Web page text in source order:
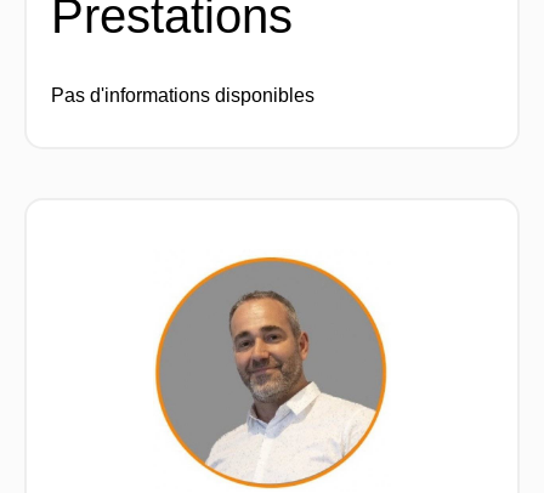
Prestations
Pas d'informations disponibles